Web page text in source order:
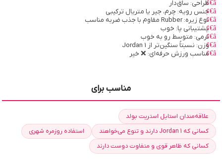
طراحی: ساق‌دار
جنس رویه: چرم، جیر یا متریال ترکیبی
نوع زیره: Rubber مقاوم با جذب ضربه مناسب
پشتیبانی پا: خوب
نرمی: متوسط رو به خوب
وزن: نسبتاً سنگین‌تر از Jordan 1
مناسب ورزش حرفه‌ای: ❌ خیر
مناسب برای
علاقه‌مندان استایل استریت بولد
کسانی که Jordan 1 دارند و تنوع می‌خواهند
استفاده روزمره شهری
کسانی که ظاهر قوی و متفاوت دوست دارند